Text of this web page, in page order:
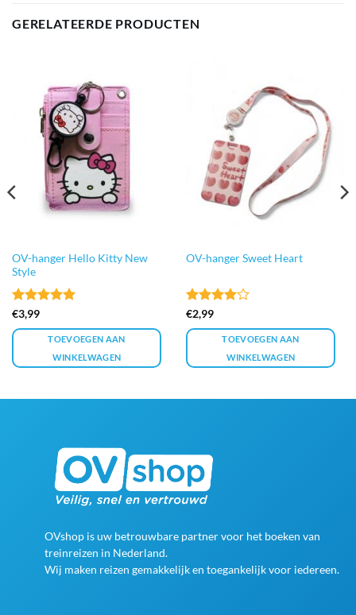
GERELATEERDE PRODUCTEN
OV-hanger Hello Kitty New
Style
Gewaardeerd
5uit 5
€3,99
TOEVOEGEN AAN
WINKELWAGEN
OV-hanger Sweet Heart
Gewaardeerd
4uit 5
€2,99
TOEVOEGEN AAN
WINKELWAGEN
OVshop is uw betrouwbare partner voor het boeken van
treinreizen in Nederland.
Wij maken reizen gemakkelijk en toegankelijk voor iedereen.